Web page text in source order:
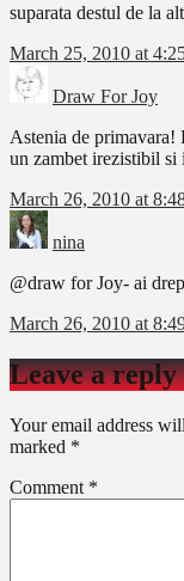
suparata destul de la
March 25, 2010 at
Draw For Joy
Astenia de primavara!
un zambet irezistibil
March 26, 2010 at
nina
@draw for Joy- ai
March 26, 2010 at
Leave a reply
Your email address
marked *
Comment *